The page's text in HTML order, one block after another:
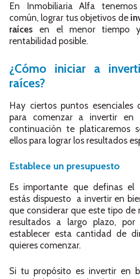
En Inmobiliaria Alfa
común, lograr tus objetivos de
raíces en el menor tiempo
rentabilidad posible.
¿Cómo iniciar a
raíces?
Hay ciertos puntos esenciales
para comenzar a invertir en
continuación te platicaremos
ellos para lograr los resultados
Establece un presupuesto
Es importante que definas el
estás dispuesto a invertir en
que considerar que este tipo de
resultados a largo plazo, por
establecer esta cantidad de
quieres comenzar.
Si tu propósito es invertir en